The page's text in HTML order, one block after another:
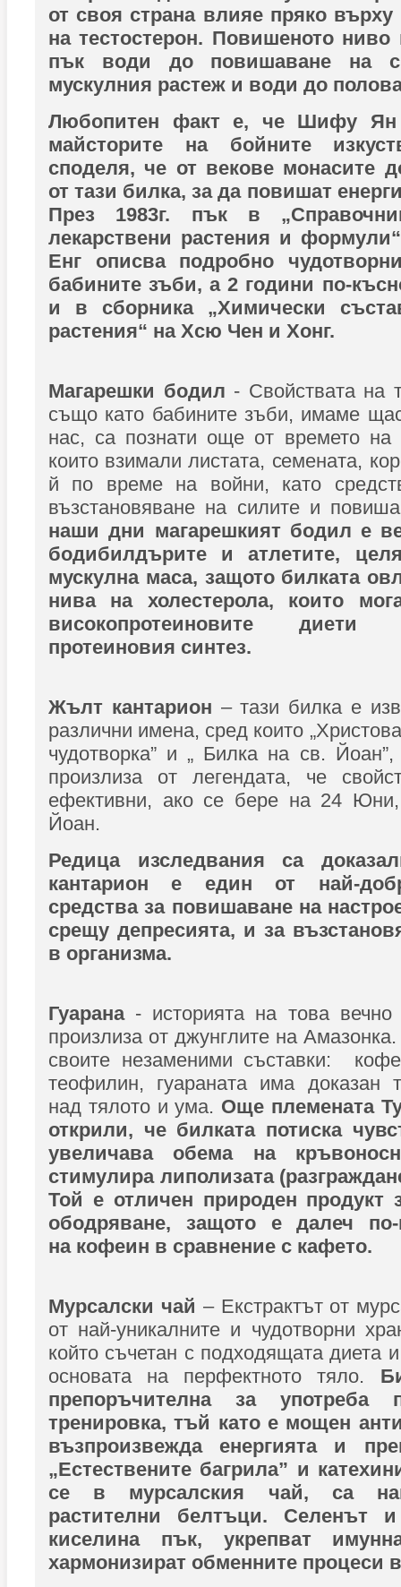
от своя страна влияе пряко върху
на тестостерон. Повишеното ниво
пък води до повишаване на
мускулния растеж и води до
Любопитен факт е, че Шифу
майсторите на бойните
споделя, че от векове монасите
от тази билка, за да повишат
През 1983г. пък в
лекарствени растения и
Енг описва подробно
бабините зъби, а 2 години по-
и в сборника „Химически
растения“ на Хсю Чен и Хонг.
Магарешки бодил - Свойствата на
също като бабините зъби, имаме
нас, са познати още от времето на
които взимали листата, семената,
й по време на войни, като
възстановяване на силите и
наши дни магарешкият бодил е
бодибилдърите и атлетите,
мускулна маса, защото билката
нива на холестерола, които
високопротеиновите
протеиновия синтез.
Жълт кантарион – тази билка е
различни имена, сред които
чудотворка” и „ Билка на св. Йоан”,
произлиза от легендата, че
ефективни, ако се бере на 24
Йоан.
Редица изследвания са
кантарион е един от най-
средства за повишаване на
срещу депресията, и за
в организма.
Гуарана- историята на това вечно
произлиза от джунглите на
своите незаменими съставки:
теофилин, гуараната има доказан
над тялото и ума. Още племената
открили, че билката потиска
увеличава обема на
стимулира липолизата
Той е отличен природен продукт
ободряване, защото е далеч по-
на кофеин в сравнение с кафето.
Мурсалски чай – Екстрактът от
от най-уникалните и чудотворни
който съчетан с подходящата диета
основата на перфектното тяло.
препоръчителна за
тренировка, тъй като е мощен
възпроизвежда енергията и
„Естествените багрила” и
се в мурсалския чай, са най-
растителни белтъци. Селенът и
киселина пък, укрепват
хармонизират обменните процеси